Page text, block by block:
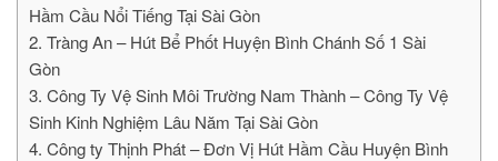
Hầm Cầu Nổi Tiếng Tại Sài Gòn
2. Tràng An – Hút Bể Phốt Huyện Bình Chánh Số 1 Sài
Gòn
3. Công Ty Vệ Sinh Môi Trường Nam Thành – Công Ty Vệ
Sinh Kinh Nghiệm Lâu Năm Tại Sài Gòn
4. Công ty Thịnh Phát – Đơn Vị Hút Hầm Cầu Huyện Bình